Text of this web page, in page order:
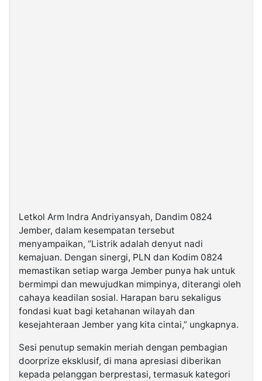
Letkol Arm Indra Andriyansyah, Dandim 0824
Jember, dalam kesempatan tersebut
menyampaikan, “Listrik adalah denyut nadi
kemajuan. Dengan sinergi, PLN dan Kodim 0824
memastikan setiap warga Jember punya hak untuk
bermimpi dan mewujudkan mimpinya, diterangi oleh
cahaya keadilan sosial. Harapan baru sekaligus
fondasi kuat bagi ketahanan wilayah dan
kesejahteraan Jember yang kita cintai,” ungkapnya.
Sesi penutup semakin meriah dengan pembagian
doorprize eksklusif, di mana apresiasi diberikan
kepada pelanggan berprestasi, termasuk kategori